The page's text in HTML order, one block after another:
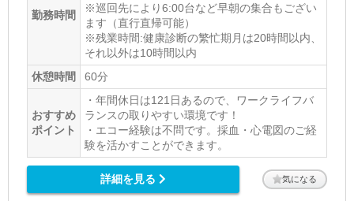
勤務時間
※巡回先により6:00台など早朝の集合もござい
ます（直行直帰可能）
※残業時間:健康診断の繁忙期月は20時間以内、
それ以外は10時間以内
休憩時間
60分
おすすめ
ポイント
・年間休日は121日あるので、ワークライフバ
ランスの取りやすい環境です！
・エコー経験は不問です。採血・心電図のご経
験を活かすことができます。
詳細を見る 気になる